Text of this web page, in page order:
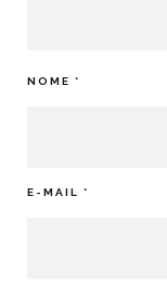
NOME *
E-MAIL *